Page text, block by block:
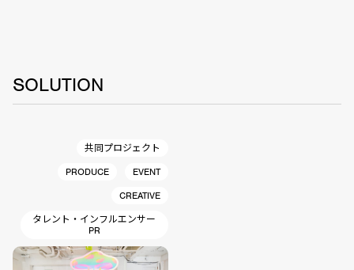
SOLUTION
共同プロジェクト
PRODUCE
EVENT
CREATIVE
タレント・インフルエンサー
PR